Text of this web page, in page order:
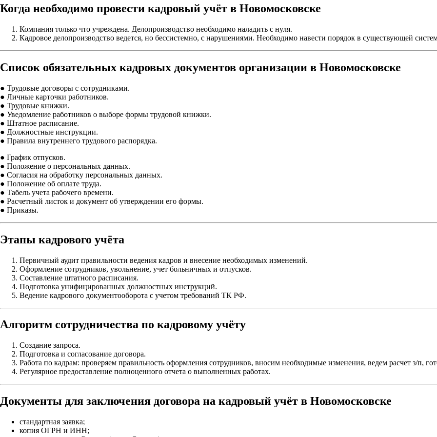
Когда необходимо провести кадровый учёт в Новомосковске
Компания только что учреждена. Делопроизводство необходимо наладить с нуля.
Кадровое делопроизводство ведется, но бессистемно, с нарушениями. Необходимо навести порядок в существующей
Список обязательных кадровых документов организации в Новомосковске
● Трудовые договоры с сотрудниками.
● Личные карточки работников.
● Трудовые книжки.
● Уведомление работников о выборе формы трудовой книжки.
● Штатное расписание.
● Должностные инструкции.
● Правила внутреннего трудового распорядка.
● График отпусков.
● Положение о персональных данных.
● Согласия на обработку персональных данных.
● Положение об оплате труда.
● Табель учета рабочего времени.
● Расчетный листок и документ об утверждении его формы.
● Приказы.
Этапы кадрового учёта
Первичный аудит правильности ведения кадров и внесение необходимых изменений.
Оформление сотрудников, увольнение, учет больничных и отпусков.
Составление штатного расписания.
Подготовка унифицированных должностных инструкций.
Ведение кадрового документооборота с учетом требований ТК РФ.
Алгоритм сотрудничества по кадровому учёту
Создание запроса.
Подготовка и согласование договора.
Работа по кадрам: проверяем правильность оформления сотрудников, вносим необходимые изменения, ведем расчет з/п,
Регулярное предоставление полноценного отчета о выполненных работах.
Документы для заключения договора на кадровый учёт в Новомосковске
стандартная заявка;
копия ОГРН и ИНН;